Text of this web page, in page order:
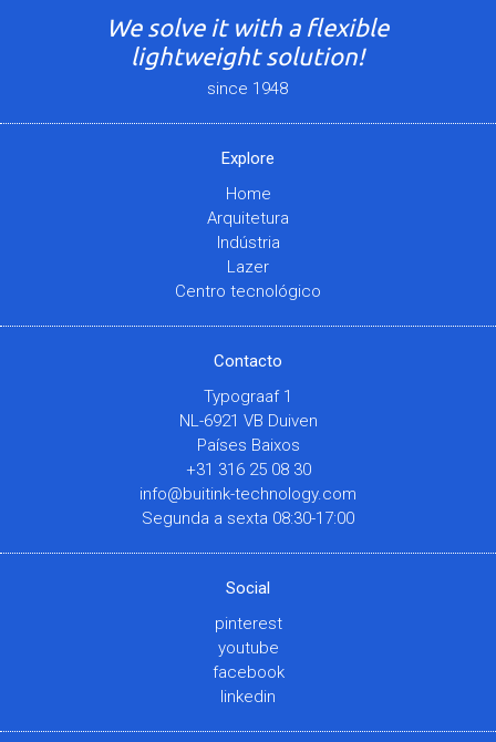
We solve it with a flexible
lightweight solution!
since 1948
Explore
Home
Arquitetura
Indústria
Lazer
Centro tecnológico
Contacto
Typograaf 1
NL-6921 VB Duiven
Países Baixos
+31 316 25 08 30
info@buitink-technology.com
Segunda a sexta 08:30-17:00
Social
pinterest
youtube
facebook
linkedin